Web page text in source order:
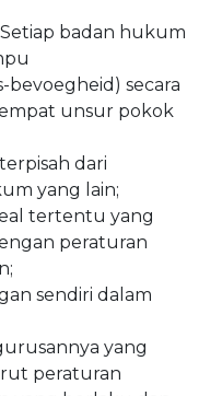
badan hukum
secara
unsur pokok
dari
yang lain;
tertentu yang
peraturan
sendiri dalam
yang
peraturan